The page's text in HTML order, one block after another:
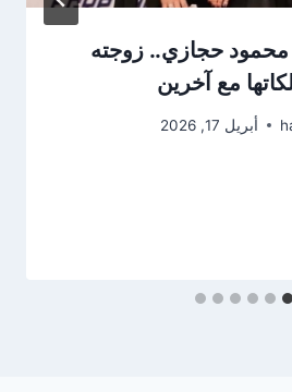
حجازي.. زوجته
مع آخرين
أبريل 17, 2026